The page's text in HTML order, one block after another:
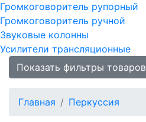
Громкоговоритель рупорный
Громкоговоритель ручной
Звуковые колонны
Усилители трансляционные
Показать фильтры товаров
Главная Перкуссия